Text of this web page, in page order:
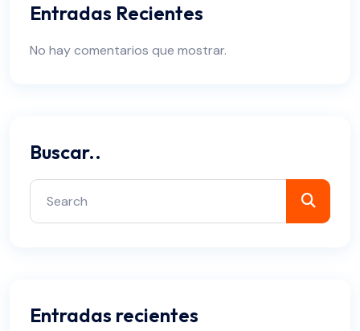
Entradas Recientes
No hay comentarios que mostrar.
Buscar..
Entradas recientes